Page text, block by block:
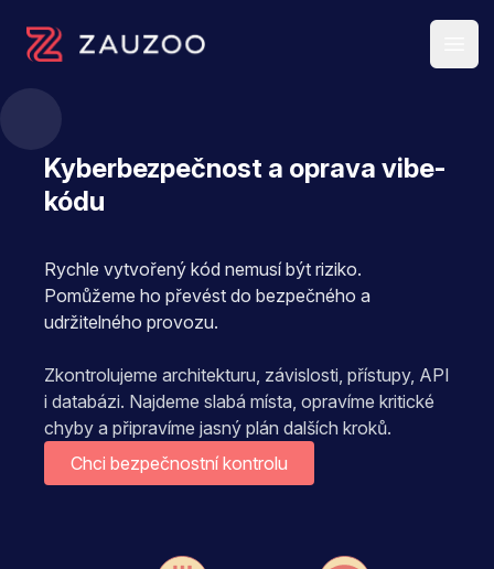
Zauzoo s.r.o.
Kyberbezpečnost a oprava vibe-
kódu
Rychle vytvořený kód nemusí být riziko.
Pomůžeme ho převést do bezpečného a
udržitelného provozu.
Zkontrolujeme architekturu, závislosti, přístupy, API
i databázi. Najdeme slabá místa, opravíme kritické
chyby a připravíme jasný plán dalších kroků.
Chci bezpečnostní kontrolu